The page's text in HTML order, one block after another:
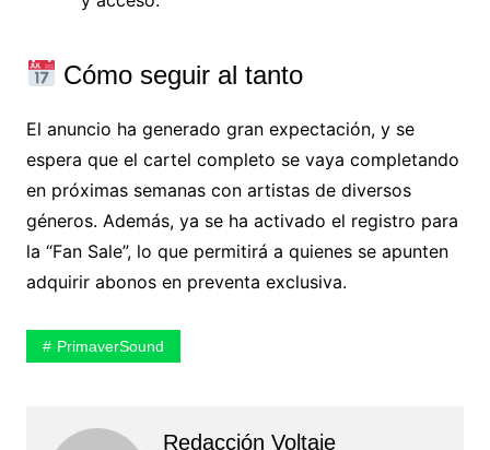
Cómo seguir al tanto
El anuncio ha generado gran expectación, y se
espera que el cartel completo se vaya completando
en próximas semanas con artistas de diversos
géneros. Además, ya se ha activado el registro para
la “Fan Sale”, lo que permitirá a quienes se apunten
adquirir abonos en preventa exclusiva.
PrimaverSound
Redacción Voltaje